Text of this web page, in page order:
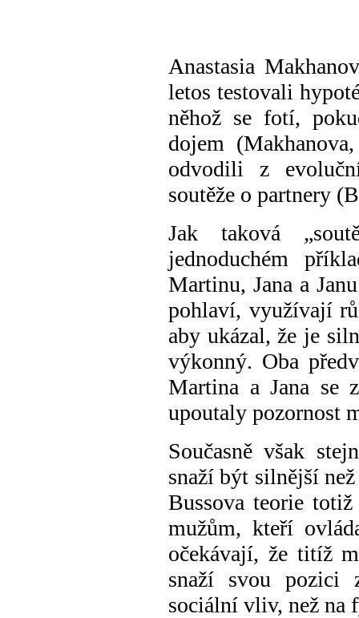
Anastasia
letostestovali
něhož se fotí,
dojem
odvodili z
soutěže o partnery
Jak taková
jednoduchém
Martinu, Jana a
pohlaví, využívají
aby ukázal, že je
výkonný. Oba
Martina a Jana se
upoutaly pozornost
Současně však
snaží být silnější
Bussova teorie
mužům, kteří
očekávají, že titíž
snaží svou pozici
sociální vliv, než na